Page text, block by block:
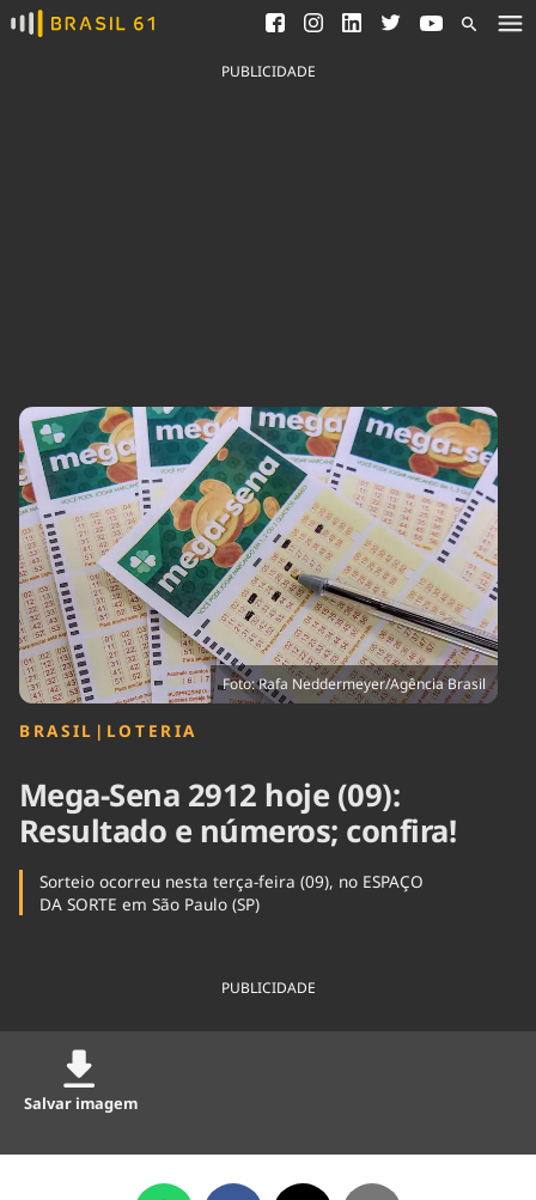
Ver todas as notícias
Saneamento
Indicadores
Agronegócios
Brasil
Brasil Mineral
Ciência &
Tecnologia
Cinema
Comportamento
Cultura
Economia
Educação
Infraestrutura
Internacional
Meio Ambiente
Podcast
Política
Saúde
Tempo
PUBLICIDADE
Foto: Rafa Neddermeyer/Agência Brasil
BRASIL | LOTERIA
Mega-Sena 2912 hoje (09):
Resultado e números; confira!
Sorteio ocorreu nesta terça-feira (09), no ESPAÇO
DA SORTE em São Paulo (SP)
PUBLICIDADE
Salvar imagem